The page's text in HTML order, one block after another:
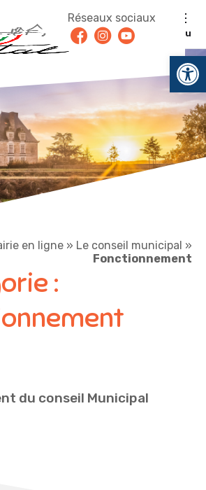
Menu
Réseaux sociaux
FacebookInstagram
Youtube
en ligne » Le conseil municipal »
Fonctionnement
:
du conseil Municipal